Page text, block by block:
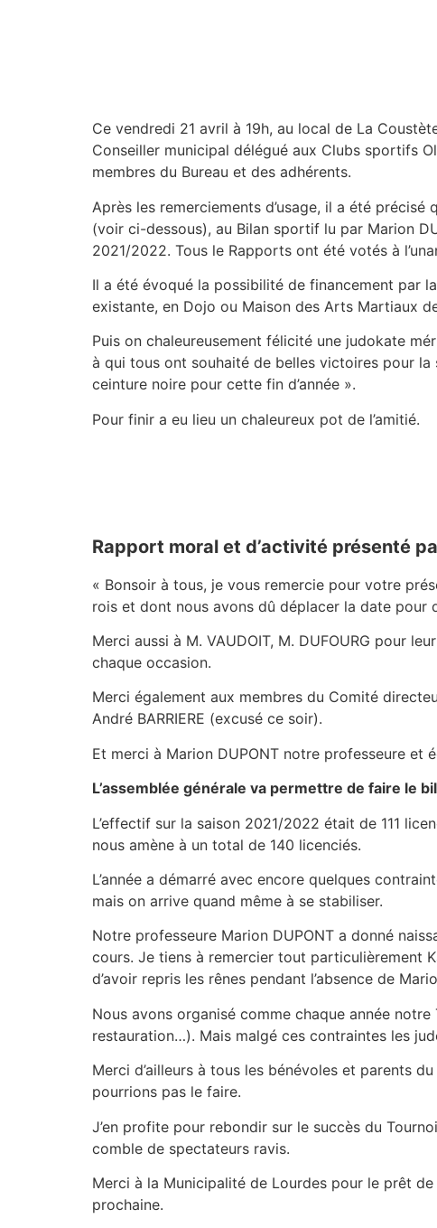
Ce vendredi 21 avril à 19h, au local de La
Conseiller municipal délégué aux Clubs sportifs
membres du Bureau et des adhérents.
Après les remerciements d’usage, il a été
(voir ci-dessous), au Bilan sportif lu par Marion
2021/2022. Tous le Rapports ont été votés à
Il a été évoqué la possibilité de financement par
existante, en Dojo ou Maison des Arts Martiaux
Puis on chaleureusement félicité une judokate
à qui tous ont souhaité de belles victoires pour
ceinture noire pour cette fin d’année ».
Pour finir a eu lieu un chaleureux pot de l’amitié.
Rapport moral et d’activité présenté
« Bonsoir à tous, je vous remercie pour votre
rois et dont nous avons dû déplacer la date pour
Merci aussi à M. VAUDOIT, M. DUFOURG pour
chaque occasion.
Merci également aux membres du Comité
André BARRIERE (excusé ce soir).
Et merci à Marion DUPONT notre professeure et
L’assemblée générale va permettre de faire le
L’effectif sur la saison 2021/2022 était de 111
nous amène à un total de 140 licenciés.
L’année a démarré avec encore quelques
mais on arrive quand même à se stabiliser.
Notre professeure Marion DUPONT a donné
cours. Je tiens à remercier tout particulièrement
d’avoir repris les rênes pendant l’absence de
Nous avons organisé comme chaque année
restauration…). Mais malgé ces contraintes les
Merci d’ailleurs à tous les bénévoles et parents
pourrions pas le faire.
J’en profite pour rebondir sur le succès du
comble de spectateurs ravis.
Merci à la Municipalité de Lourdes pour le prêt
prochaine.